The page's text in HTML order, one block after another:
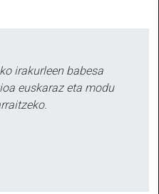
irakurleen babesa
euskaraz eta modu